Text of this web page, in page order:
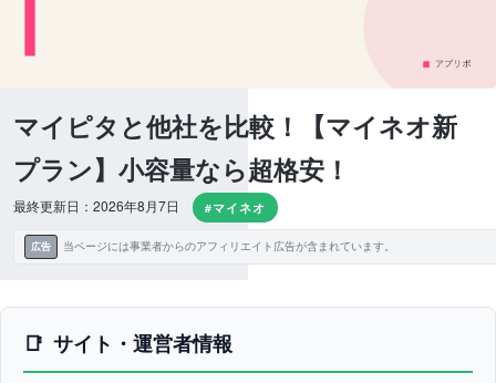
マイピタと他社を比較！【マイネオ新
プラン】小容量なら超格安！
最終更新日：2026年8月7日 #マイネオ
広告 当ページには事業者からのアフィリエイト広告が含まれています。
サイト・運営者情報